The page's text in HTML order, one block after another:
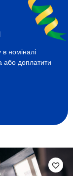
номіналі
або доплатити